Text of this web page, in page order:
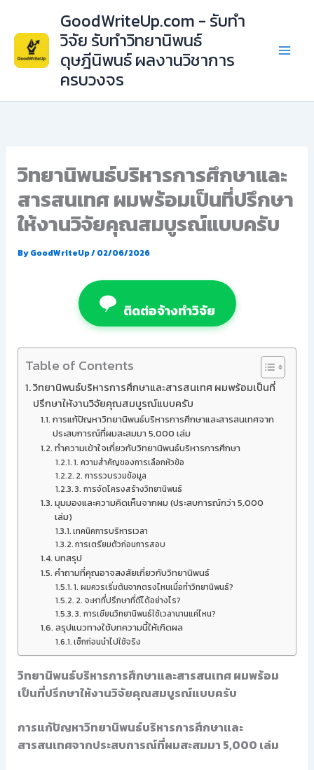
content
GoodWriteUp.com - รับทำ
วิจัย รับทำวิทยานิพนธ์
ดุษฎีนิพนธ์ ผลงานวิชาการ
ครบวงจร
วิทยานิพนธ์บริหารการศึกษาและ
สารสนเทศ ผมพร้อมเป็นที่ปรึกษา
ให้งานวิจัยคุณสมบูรณ์แบบครับ
ByGoodWriteUp/02/06/2026
ติดต่อจ้างทำวิจัย
Table of Contents
วิทยานิพนธ์บริหารการศึกษาและสารสนเทศ ผมพร้อมเป็นที่
ปรึกษาให้งานวิจัยคุณสมบูรณ์แบบครับ
การแก้ปัญหาวิทยานิพนธ์บริหารการศึกษาและสารสนเทศจาก
ประสบการณ์ที่ผมสะสมมา 5,000 เล่ม
ทำความเข้าใจเกี่ยวกับวิทยานิพนธ์บริหารการศึกษา
1. ความสำคัญของการเลือกหัวข้อ
2. การรวบรวมข้อมูล
3. การจัดโครงสร้างวิทยานิพนธ์
มุมมองและความคิดเห็นจากผม (ประสบการณ์กว่า 5,000
เล่ม)
เทคนิคการบริหารเวลา
การเตรียมตัวก่อนการสอบ
บทสรุป
คำถามที่คุณอาจสงสัยเกี่ยวกับวิทยานิพนธ์
1. ผมควรเริ่มต้นจากตรงไหนเมื่อทำวิทยานิพนธ์?
2. จะหาที่ปรึกษาที่ดีได้อย่างไร?
3. การเขียนวิทยานิพนธ์ใช้เวลานานแค่ไหน?
สรุปแนวทางใช้บทความนี้ให้เกิดผล
เช็กก่อนนำไปใช้จริง
วิทยานิพนธ์บริหารการศึกษาและสารสนเทศ ผมพร้อม
เป็นที่ปรึกษาให้งานวิจัยคุณสมบูรณ์แบบครับ
การแก้ปัญหาวิทยานิพนธ์บริหารการศึกษาและ
สารสนเทศจากประสบการณ์ที่ผมสะสมมา 5,000 เล่ม